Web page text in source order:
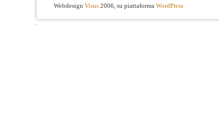
Webdesign Visus 2006, su piattaforma WordPress